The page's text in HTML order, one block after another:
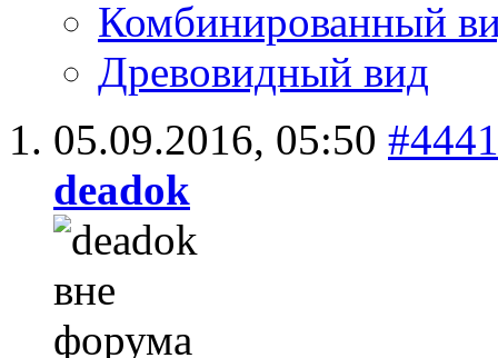
Комбинированный
Древовидный вид
05.09.2016, 05:50 #4441
deadok